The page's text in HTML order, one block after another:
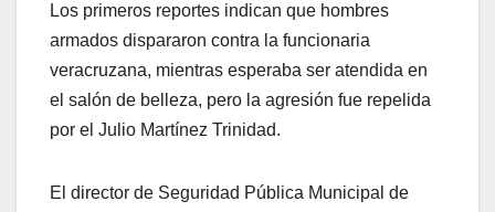
Los primeros reportes indican que hombres
armados dispararon contra la funcionaria
veracruzana, mientras esperaba ser atendida en
el salón de belleza, pero la agresión fue repelida
por el Julio Martínez Trinidad.
El director de Seguridad Pública Municipal de